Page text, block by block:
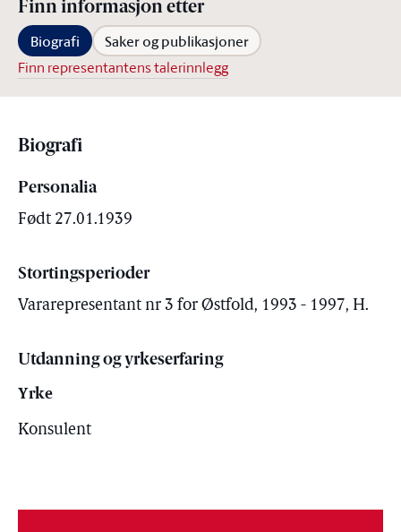
Finn informasjon etter
Biografi Saker og publikasjoner
Finn representantens talerinnlegg
Biografi
Personalia
Født 27.01.1939
Stortingsperioder
Vararepresentant nr 3 for Østfold, 1993 - 1997, H.
Utdanning og yrkeserfaring
Yrke
Konsulent